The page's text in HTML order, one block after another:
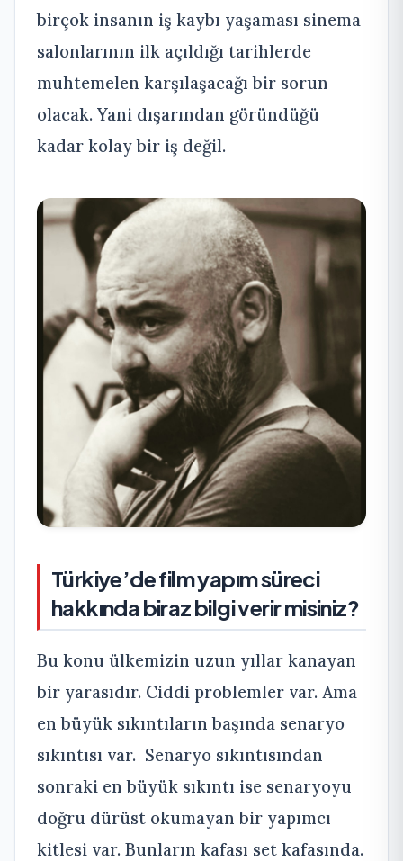
birçok insanın iş kaybı yaşaması sinema
salonlarının ilk açıldığı tarihlerde
muhtemelen karşılaşacağı bir sorun
olacak. Yani dışarından göründüğü
kadar kolay bir iş değil.
Türkiye’de film yapım süreci
hakkında biraz bilgi verir misiniz?
Bu konu ülkemizin uzun yıllar kanayan
bir yarasıdır. Ciddi problemler var. Ama
en büyük sıkıntıların başında senaryo
sıkıntısı var. Senaryo sıkıntısından
sonraki en büyük sıkıntı ise senaryoyu
doğru dürüst okumayan bir yapımcı
kitlesi var. Bunların kafası set kafasında.